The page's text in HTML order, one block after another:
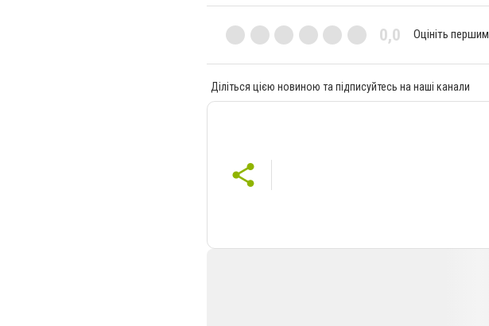
0,0 Оцініть першим
Діліться цією новиною та підписуйтесь на наші канали